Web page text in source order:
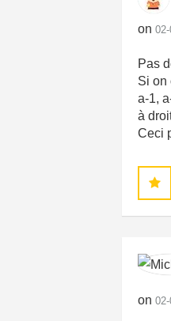
on
Pas
Si on
a-1,
à
Ceci
on